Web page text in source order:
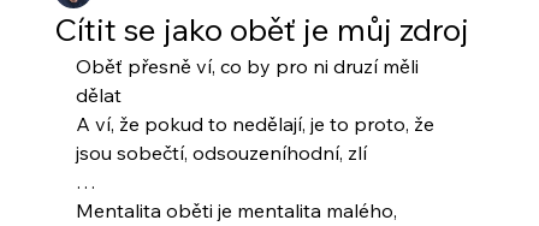
Cítit se jako oběť je můj zdroj
Oběť přesně ví, co by pro ni druzí měli
dělat
A ví, že pokud to nedělají, je to proto, že
jsou sobečtí, odsouzeníhodní, zlí
…
Mentalita oběti je mentalita malého,